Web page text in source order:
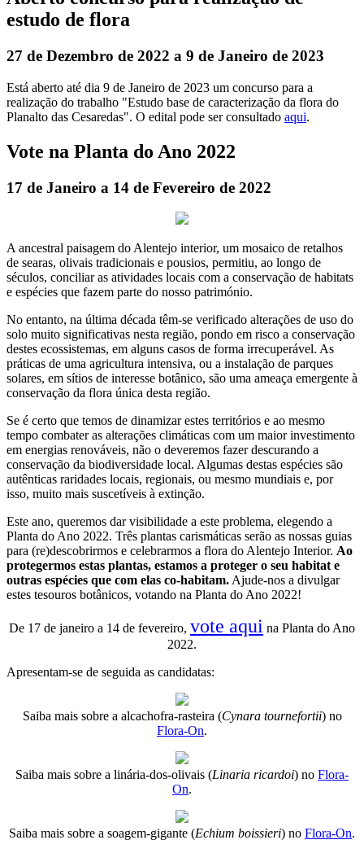
estudo de flora
27 de Dezembro de 2022 a 9 de Janeiro de 2023
Está aberto até dia 9 de Janeiro de 2023 um concurso para a
realização do trabalho "Estudo base de caracterização da flora do
Planalto das Cesaredas". O edital pode ser consultado aqui.
Vote na Planta do Ano 2022
17 de Janeiro a 14 de Fevereiro de 2022
A ancestral paisagem do Alentejo interior, um mosaico de retalhos
de searas, olivais tradicionais e pousios, permitiu, ao longo de
séculos, conciliar as atividades locais com a conservação de habitats
e espécies que fazem parte do nosso património.
No entanto, na última década têm-se verificado alterações de uso do
solo muito significativas nesta região, pondo em risco a conservação
destes ecossistemas, em alguns casos de forma irrecuperável. As
práticas de uma agricultura intensiva, ou a instalação de parques
solares, em sítios de interesse botânico, são uma ameaça emergente à
conservação da flora única desta região.
Se é certo que temos de dinamizar estes territórios e ao mesmo
tempo combater as alterações climáticas com um maior investimento
em energias renováveis, não o deveremos fazer descurando a
conservação da biodiversidade local. Algumas destas espécies são
autênticas raridades locais, regionais, ou mesmo mundiais e, por
isso, muito mais suscetíveis à extinção.
Este ano, queremos dar visibilidade a este problema, elegendo a
Planta do Ano 2022. Três plantas carismáticas serão as nossas guias
para (re)descobrirmos e celebrarmos a flora do Alentejo Interior. Ao
protegermos estas plantas, estamos a proteger o seu habitat e
outras espécies que com elas co-habitam.Ajude-nos a divulgar
estes tesouros botânicos, votando na Planta do Ano 2022!
De 17 de janeiro a 14 de fevereiro, vote aqui na Planta do Ano
2022.
Apresentam-se de seguida as candidatas:
Saiba mais sobre a alcachofra-rasteira (Cynara tournefortii) no
Flora-On.
Saiba mais sobre a linária-dos-olivais (Linaria ricardoi) no Flora-
On.
Saiba mais sobre a soagem-gigante (Echium boissieri) no Flora-On.